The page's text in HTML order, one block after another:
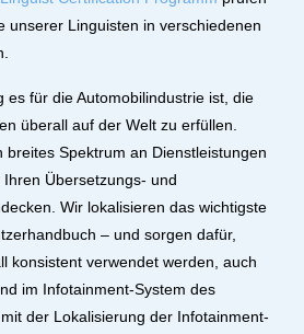
unserer Linguisten in verschiedenen
es für die Automobilindustrie ist, die
überall auf der Welt zu erfüllen.
breites Spektrum an Dienstleistungen
Übersetzungs- und
Wir lokalisieren das wichtigste
– und sorgen dafür,
konsistent verwendet werden, auch
im Infotainment-System des
der Lokalisierung der Infotainment-